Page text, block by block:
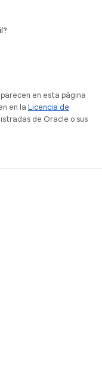
en esta página
en la Licencia de
de Oracle o sus